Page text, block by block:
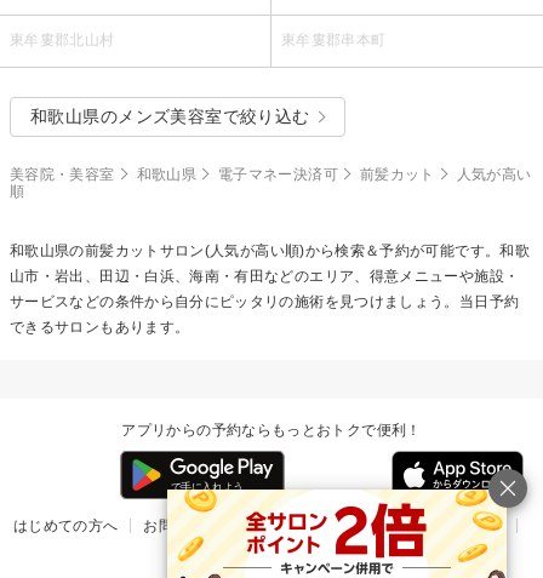
東牟婁郡北山村 東牟婁郡串本町
和歌山県のメンズ美容室で絞り込む
美容院・美容室 和歌山県 電子マネー決済可 前髪カット
人気が高い
順
和歌山県の前髪カット サロン(人気が高い順)から検索＆予約が可能です。和歌
山市・岩出、田辺・白浜、海南・有田などのエリア、得意メニューや施設・
サービスなどの条件から自分にピッタリの施術を見つけましょう。当日予約
できるサロンもあります。
アプリからの予約ならもっとおトクで便利！
はじめての方へ お問い合わせ ヘルプ リリース情報
利用規約
掲載ご希望のサロン様